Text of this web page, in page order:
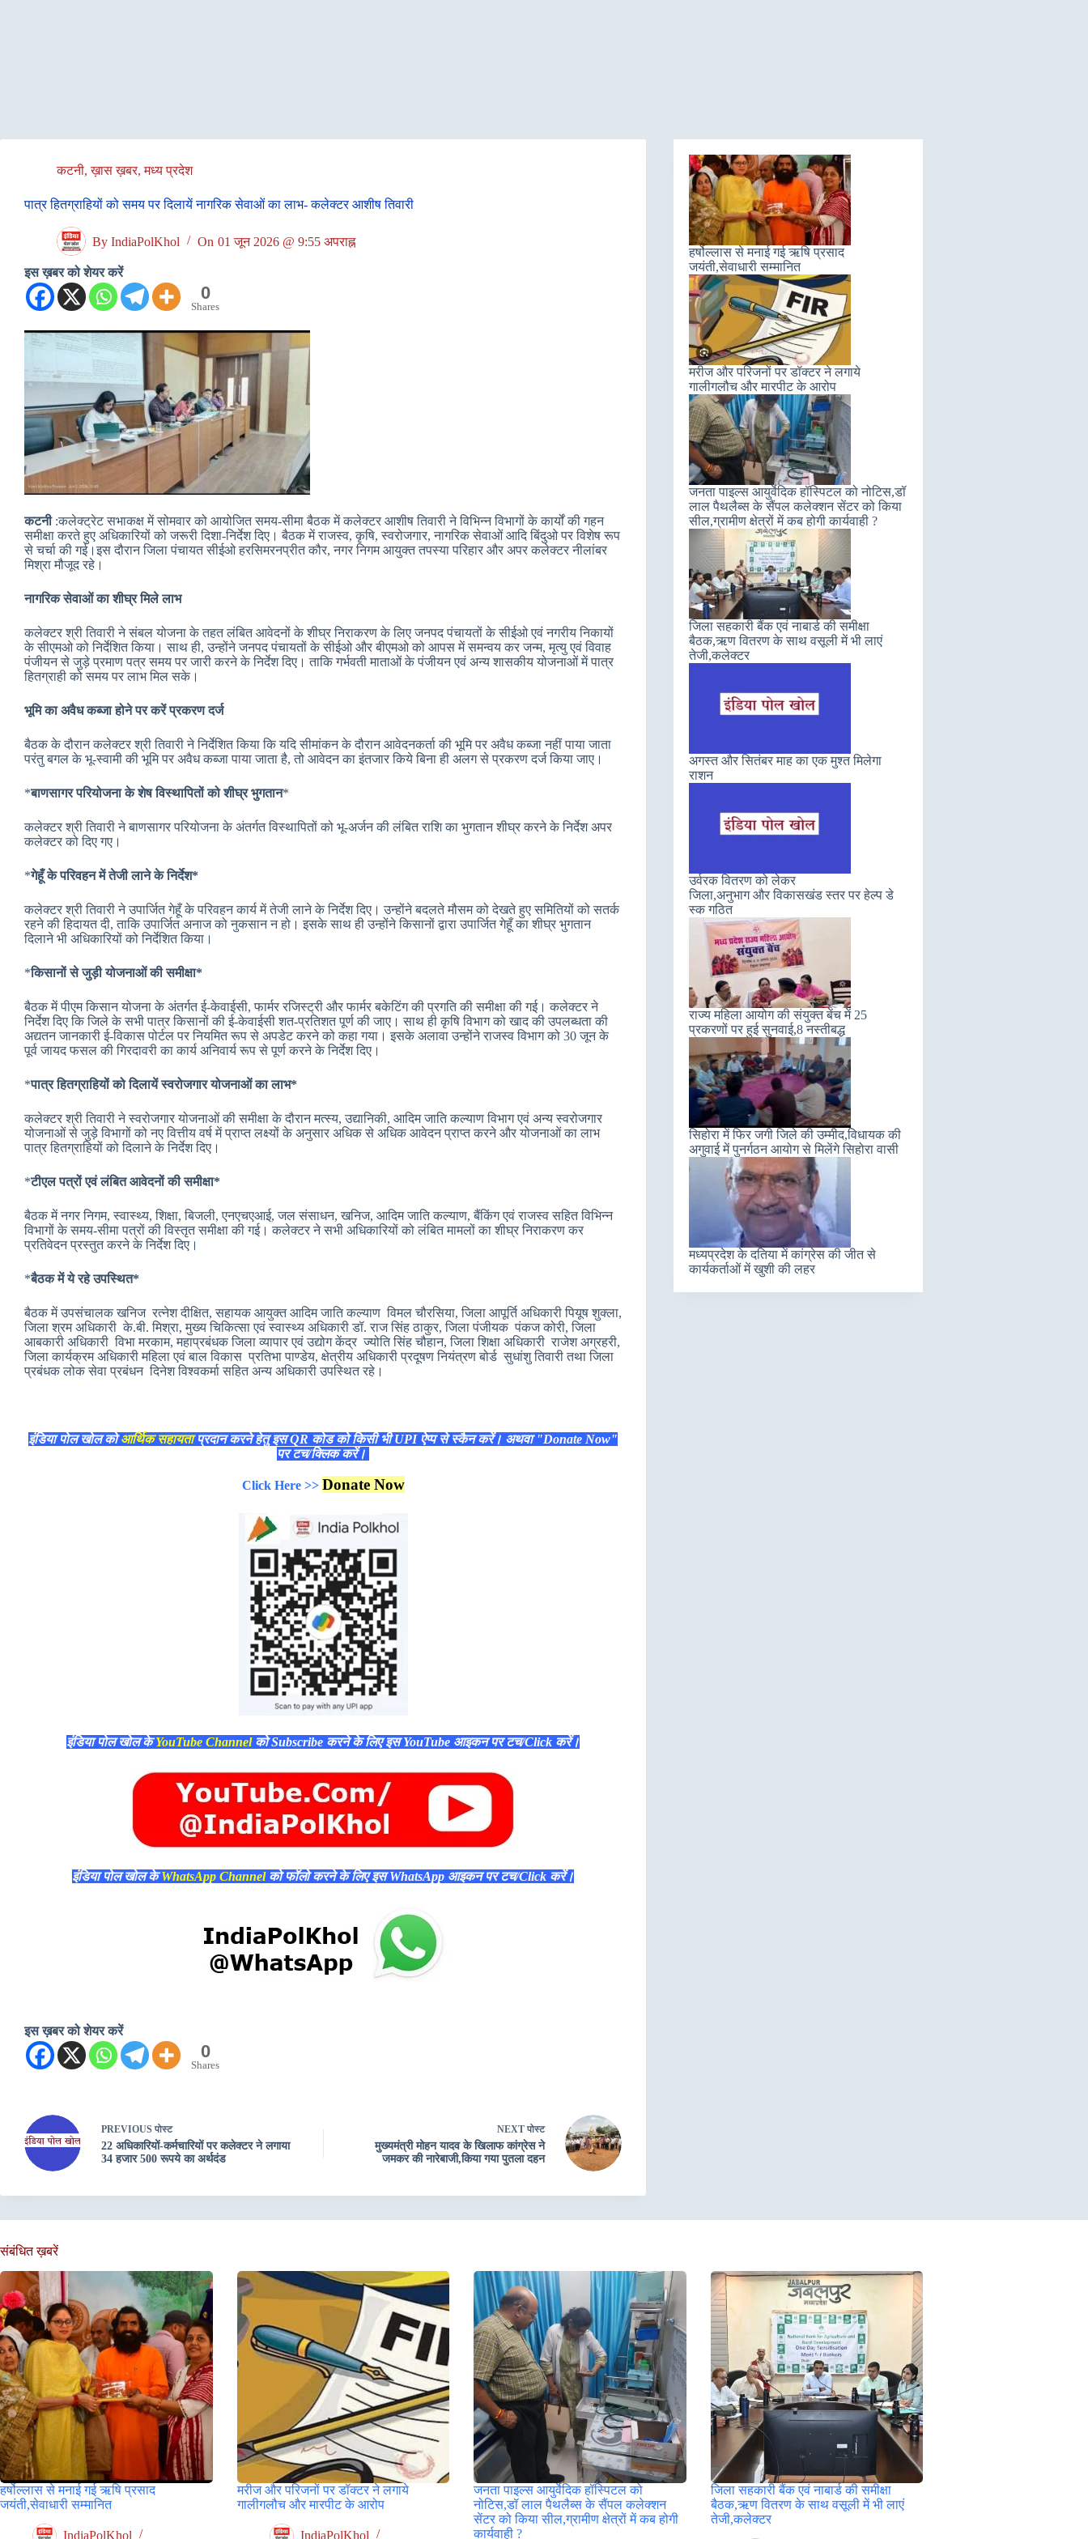
कटनी,ख़ास ख़बर,मध्य प्रदेश
पात्र हितग्राहियों को समय पर दिलायें नागरिक सेवाओं का लाभ- कलेक्‍टर आशीष तिवारी
By IndiaPolKhol On 01 जून 2026 @ 9:55 अपराह्न
इस ख़बर को शेयर करें
0
Shares
कटनी:कलेक्‍ट्रेट सभाकक्ष में सोमवार को आयोजित समय-सीमा बैठक में कलेक्टर आशीष तिवारी ने विभिन्न विभागों के कार्यों की गहन
समीक्षा करते हुए अधिकारियों को जरूरी दिशा-निर्देश दिए। बैठक में राजस्व, कृषि, स्वरोजगार, नागरिक सेवाओं आदि बिंदुओ पर विशेष रूप
से चर्चा की गई।इस दौरान जिला पंचायत सीईओ हरसिमरनप्रीत कौर, नगर निगम आयुक्‍त तपस्‍या परिहार और अपर कलेक्‍टर नीलांबर
मिश्रा मौजूद रहे।
नागरिक सेवाओं का शीघ्र मिले लाभ
कलेक्टर श्री तिवारी ने संबल योजना के तहत लंबित आवेदनों के शीघ्र निराकरण के लिए जनपद पंचायतों के सीईओ एवं नगरीय निकायों
के सीएमओ को निर्देशित किया। साथ ही, उन्‍होंने जनपद पंचायतों के सीईओ और बीएमओ को आपस में समन्‍वय कर जन्म, मृत्यु एवं विवाह
पंजीयन से जुड़े प्रमाण पत्र समय पर जारी करने के निर्देश दिए। ताक‍ि गर्भवती माताओं के पंजीयन एवं अन्‍य शासकीय योजनाओं में पात्र
हितग्राही को समय पर लाभ मिल सके।
भूमि का अवैध कब्जा होने पर करें प्रकरण दर्ज
बैठक के दौरान कलेक्टर श्री तिवारी ने निर्देशित किया कि यदि सीमांकन के दौरान आवेदनकर्ता की भूमि पर अवैध कब्‍जा नहीं पाया जाता
परंतु बगल के भू-स्‍वामी की भू‍मि पर अवैध कब्‍जा पाया जाता है, तो आवेदन का इंतजार किये बिना ही अलग से प्रकरण दर्ज किया जाए।
*बाणसागर परियोजना के शेष विस्थापितों को शीघ्र भुगतान*
कलेक्‍टर श्री तिवारी ने बाणसागर परियोजना के अंतर्गत विस्थापितों को भू-अर्जन की लंबित राशि का भुगतान शीघ्र करने के निर्देश अपर
कलेक्टर को दिए गए।
*गेहूँ के परिवहन में तेजी लाने के निर्देश*
कलेक्टर श्री तिवारी ने उपार्जित गेहूँ के परिवहन कार्य में तेजी लाने के निर्देश दिए। उन्होंने बदलते मौसम को देखते हुए समितियों को सतर्क
रहने की हिदायत दी, ताकि उपार्जित अनाज को नुकसान न हो। इसके साथ ही उन्‍होंने किसानों द्वारा उपार्जित गेहूँ का शीघ्र भुगतान
दिलाने भी अधिकारियों को निर्देशित किया।
*किसानों से जुड़ी योजनाओं की समीक्षा*
बैठक में पीएम किसान योजना के अंतर्गत ई-केवाईसी, फार्मर रजिस्ट्री और फार्मर बकेटिंग की प्रगति की समीक्षा की गई। कलेक्टर ने
निर्देश दिए कि जिले के सभी पात्र किसानों की ई-केवाईसी शत-प्रतिशत पूर्ण की जाए। साथ ही कृषि विभाग को खाद की उपलब्धता की
अद्यतन जानकारी ई-विकास पोर्टल पर नियमित रूप से अपडेट करने को कहा गया। इसके अलावा उन्होंने राजस्व विभाग को 30 जून के
पूर्व जायद फसल की गिरदावरी का कार्य अनिवार्य रूप से पूर्ण करने के निर्देश दिए।
*पात्र हितग्राहियों को दिलायें स्वरोजगार योजनाओं का लाभ*
कलेक्‍टर श्री तिवारी ने स्‍वरोजगार योजनाओं की समीक्षा के दौरान मत्स्य, उद्यानिकी, आदिम जाति कल्‍याण विभाग एवं अन्य स्वरोजगार
योजनाओं से जुड़े विभागों को नए वित्तीय वर्ष में प्राप्‍त लक्ष्यों के अनुसार अधिक से अधिक आवेदन प्राप्त करने और योजनाओं का लाभ
पात्र हितग्राहियों को दिलाने के निर्देश दिए।
*टीएल पत्रों एवं लंबित आवेदनों की समीक्षा*
बैठक में नगर निगम, स्वास्थ्य, शिक्षा, बिजली, एनएचएआई, जल संसाधन, खनिज, आदिम जाति कल्याण, बैंकिंग एवं राजस्‍व सहित विभिन्न
विभागों के समय-सीमा पत्रों की विस्तृत समीक्षा की गई। कलेक्टर ने सभी अधिकारियों को लंबित मामलों का शीघ्र निराकरण कर
प्रतिवेदन प्रस्तुत करने के निर्देश दिए।
*बैठक में ये रहे उपस्थित*
बैठक में उपसंचालक खनिज रत्नेश दीक्षित, सहायक आयुक्त आदिम जाति कल्याण विमल चौरसिया, जिला आपूर्ति अधिकारी पियूष शुक्‍ला,
जिला श्रम अधिकारी के.बी. मिश्रा, मुख्य चिकित्सा एवं स्वास्थ्य अधिकारी डॉ. राज सिंह ठाकुर, जिला पंजीयक पंकज कोरी, जिला
आबकारी अधिकारी विभा मरकाम, महाप्रबंधक जिला व्यापार एवं उद्योग केंद्र ज्योति सिंह चौहान, जिला शिक्षा अधिकारी राजेश अग्रहरी,
जिला कार्यक्रम अधिकारी महिला एवं बाल विकास प्रतिभा पाण्डेय, क्षेत्रीय अधिकारी प्रदूषण नियंत्रण बोर्ड सुधांशु तिवारी तथा जिला
प्रबंधक लोक सेवा प्रबंधन दिनेश विश्वकर्मा सहित अन्य अधिकारी उपस्थित रहे।
इंडिया पोल खोल कोआर्थिक सहायताप्रदान करने हेतु इस QR कोड को किसी भी UPI ऐप्प से स्कैन करें। अथवा "Donate Now"
पर टच/क्लिक करें।
Click Here >> Donate Now
इंडिया पोल खोल केYouTube Channelको Subscribe करने के लिए इस YouTube आइकन पर टच/Click करें।
इंडिया पोल खोल केWhatsApp Channelको फॉलो करने के लिए इस WhatsApp आइकन पर टच/Click करें।
इस ख़बर को शेयर करें
0
Shares
PREVIOUS पोस्ट
22 अधिकारियों-कर्मचारियों पर कलेक्टर ने लगाया
34 हजार 500 रूपये का अर्थदंड
NEXT पोस्ट
मुख्यमंत्री मोहन यादव के खिलाफ कांग्रेस ने
जमकर की नारेबाजी,किया गया पुतला दहन
हर्षोल्लास से मनाई गई ऋषि प्रसाद
जयंती,सेवाधारी सम्मानित
मरीज और परिजनों पर डॉक्टर ने लगाये
गालीगलौच और मारपीट के आरोप
जनता पाइल्स आयुर्वेदिक हॉस्पिटल को नोटिस,डॉ
लाल पैथलैब्स के सैंपल कलेक्शन सेंटर को किया
सील,ग्रामीण क्षेत्रों में कब होगी कार्यवाही ?
जिला सहकारी बैंक एवं नाबार्ड की समीक्षा
बैठक,ऋण वितरण के साथ वसूली में भी लाएं
तेजी,कलेक्टर
अगस्त और सितंबर माह का एक मुश्त मिलेगा
राशन
उर्वरक वितरण को लेकर
जिला,अनुभाग और विकासखंड स्तर पर हेल्प डे
स्क गठित
राज्य महिला आयोग की संयुक्त बेंच में 25
प्रकरणों पर हुई सुनवाई,8 नस्तीबद्ध
सिहोरा में फिर जगी जिले की उम्मीद,विधायक की
अगुवाई में पुनर्गठन आयोग से मिलेंगे सिहोरा वासी
मध्यप्रदेश के दतिया में कांग्रेस की जीत से
कार्यकर्ताओं में खुशी की लहर
संबंधित ख़बरें
हर्षोल्लास से मनाई गई ऋषि प्रसाद
जयंती,सेवाधारी सम्मानित
IndiaPolKhol
मरीज और परिजनों पर डॉक्टर ने लगाये
गालीगलौच और मारपीट के आरोप
IndiaPolKhol
जनता पाइल्स आयुर्वेदिक हॉस्पिटल को
नोटिस,डॉ लाल पैथलैब्स के सैंपल कलेक्शन
सेंटर को किया सील,ग्रामीण क्षेत्रों में कब होगी
कार्यवाही ?
जिला सहकारी बैंक एवं नाबार्ड की समीक्षा
बैठक,ऋण वितरण के साथ वसूली में भी लाएं
तेजी,कलेक्टर